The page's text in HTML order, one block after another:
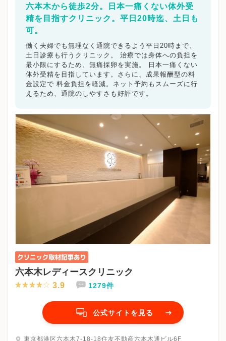
六本木から徒歩2分。日本一痛くない体外受
精を目指すクリニック。平日20時迄、土日も
可。
働く夫婦でも無理なく通院できるよう平日20時まで、
土日診療も行うクリニック。 治療では身体への負担を
最小限にするため、無痛採卵を実施。 日本一痛くない
体外受精を目指しています。さらに、成果報酬型の料
金設定で 料金負担を軽減。ネット予約もスムーズに行
えるため、通院のしやすさも好評です。
六本木レディースクリニック
3.9 1279件
公式サイトを見る
東京都港区六本木7-18-18住友不動産六本木通ビル6F